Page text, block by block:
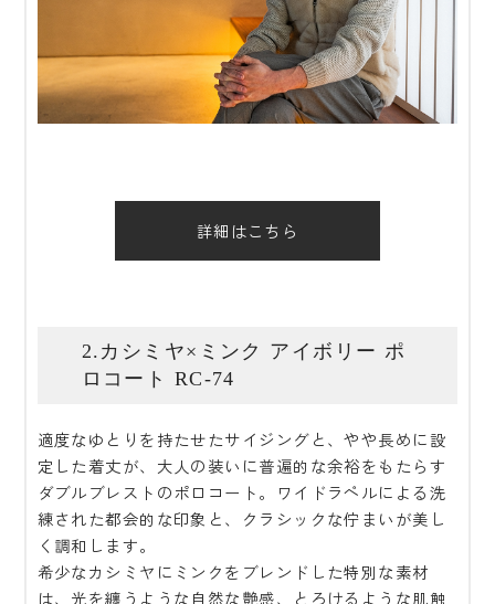
詳細はこちら
2.カシミヤ×ミンク アイボリー ポ
ロコート RC-74
適度なゆとりを持たせたサイジングと、やや長めに設
定した着丈が、大人の装いに普遍的な余裕をもたらす
ダブルブレストのポロコート。ワイドラペルによる洗
練された都会的な印象と、クラシックな佇まいが美し
く調和します。
希少なカシミヤにミンクをブレンドした特別な素材
は、光を纏うような自然な艶感、とろけるような肌触